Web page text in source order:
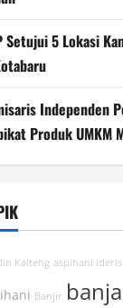
Setujui 5 Lokasi
Independen
Produk UMKM
Kalteng aspihani ideris
Banjir